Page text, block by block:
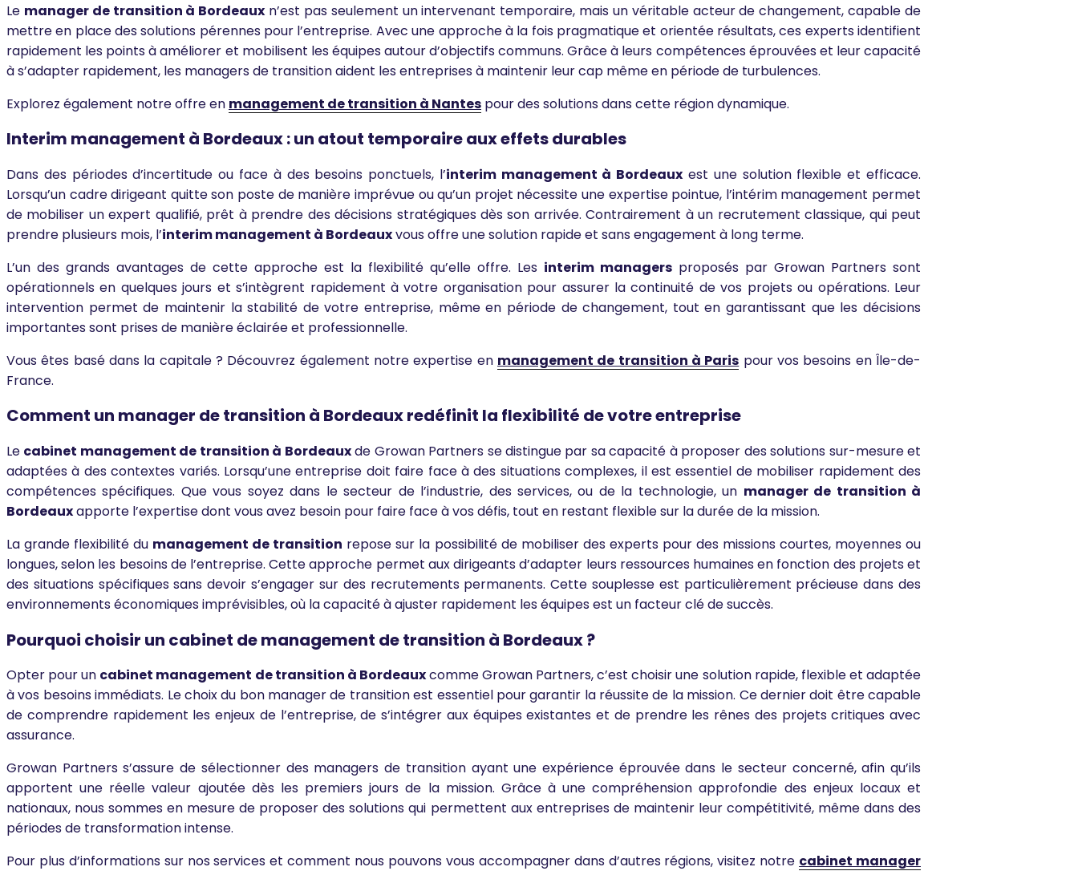
Le manager de transition à Bordeaux n’est pas seulement un intervenant temporaire, mais un véritable acteur de changement, capable de
mettre en place des solutions pérennes pour l’entreprise. Avec une approche à la fois pragmatique et orientée résultats, ces experts identifient
rapidement les points à améliorer et mobilisent les équipes autour d’objectifs communs. Grâce à leurs compétences éprouvées et leur capacité
à s’adapter rapidement, les managers de transition aident les entreprises à maintenir leur cap même en période de turbulences.
Explorez également notre offre en management de transition à Nantes pour des solutions dans cette région dynamique.
Interim management à Bordeaux : un atout temporaire aux effets durables
Dans des périodes d’incertitude ou face à des besoins ponctuels, l’interim management à Bordeaux est une solution flexible et efficace.
Lorsqu’un cadre dirigeant quitte son poste de manière imprévue ou qu’un projet nécessite une expertise pointue, l’intérim management permet
de mobiliser un expert qualifié, prêt à prendre des décisions stratégiques dès son arrivée. Contrairement à un recrutement classique, qui peut
prendre plusieurs mois, l’interim management à Bordeauxvous offre une solution rapide et sans engagement à long terme.
L’un des grands avantages de cette approche est la flexibilité qu’elle offre. Les interim managers proposés par Growan Partners sont
opérationnels en quelques jours et s’intègrent rapidement à votre organisation pour assurer la continuité de vos projets ou opérations. Leur
intervention permet de maintenir la stabilité de votre entreprise, même en période de changement, tout en garantissant que les décisions
importantes sont prises de manière éclairée et professionnelle.
Vous êtes basé dans la capitale ? Découvrez également notre expertise en management de transition à Paris pour vos besoins en Île-de-
France.
Comment un manager de transition à Bordeaux redéfinit la flexibilité de votre entreprise
Le cabinet management de transition à Bordeauxde Growan Partners se distingue par sa capacité à proposer des solutions sur-mesure et
adaptées à des contextes variés. Lorsqu’une entreprise doit faire face à des situations complexes, il est essentiel de mobiliser rapidement des
compétences spécifiques. Que vous soyez dans le secteur de l’industrie, des services, ou de la technologie, un manager de transition à
Bordeauxapporte l’expertise dont vous avez besoin pour faire face à vos défis, tout en restant flexible sur la durée de la mission.
La grande flexibilité du management de transition repose sur la possibilité de mobiliser des experts pour des missions courtes, moyennes ou
longues, selon les besoins de l’entreprise. Cette approche permet aux dirigeants d’adapter leurs ressources humaines en fonction des projets et
des situations spécifiques sans devoir s’engager sur des recrutements permanents. Cette souplesse est particulièrement précieuse dans des
environnements économiques imprévisibles, où la capacité à ajuster rapidement les équipes est un facteur clé de succès.
Pourquoi choisir un cabinet de management de transition à Bordeaux ?
Opter pour un cabinet management de transition à Bordeauxcomme Growan Partners, c’est choisir une solution rapide, flexible et adaptée
à vos besoins immédiats. Le choix du bon manager de transition est essentiel pour garantir la réussite de la mission. Ce dernier doit être capable
de comprendre rapidement les enjeux de l’entreprise, de s’intégrer aux équipes existantes et de prendre les rênes des projets critiques avec
assurance.
Growan Partners s’assure de sélectionner des managers de transition ayant une expérience éprouvée dans le secteur concerné, afin qu’ils
apportent une réelle valeur ajoutée dès les premiers jours de la mission. Grâce à une compréhension approfondie des enjeux locaux et
nationaux, nous sommes en mesure de proposer des solutions qui permettent aux entreprises de maintenir leur compétitivité, même dans des
périodes de transformation intense.
Pour plus d’informations sur nos services et comment nous pouvons vous accompagner dans d’autres régions, visitez notre cabinet manager